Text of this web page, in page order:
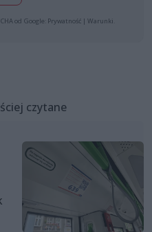
od Google: Prywatność | Warunki
czytane